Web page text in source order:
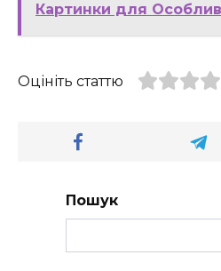
Картинки для
Оцініть статтю
Пошук